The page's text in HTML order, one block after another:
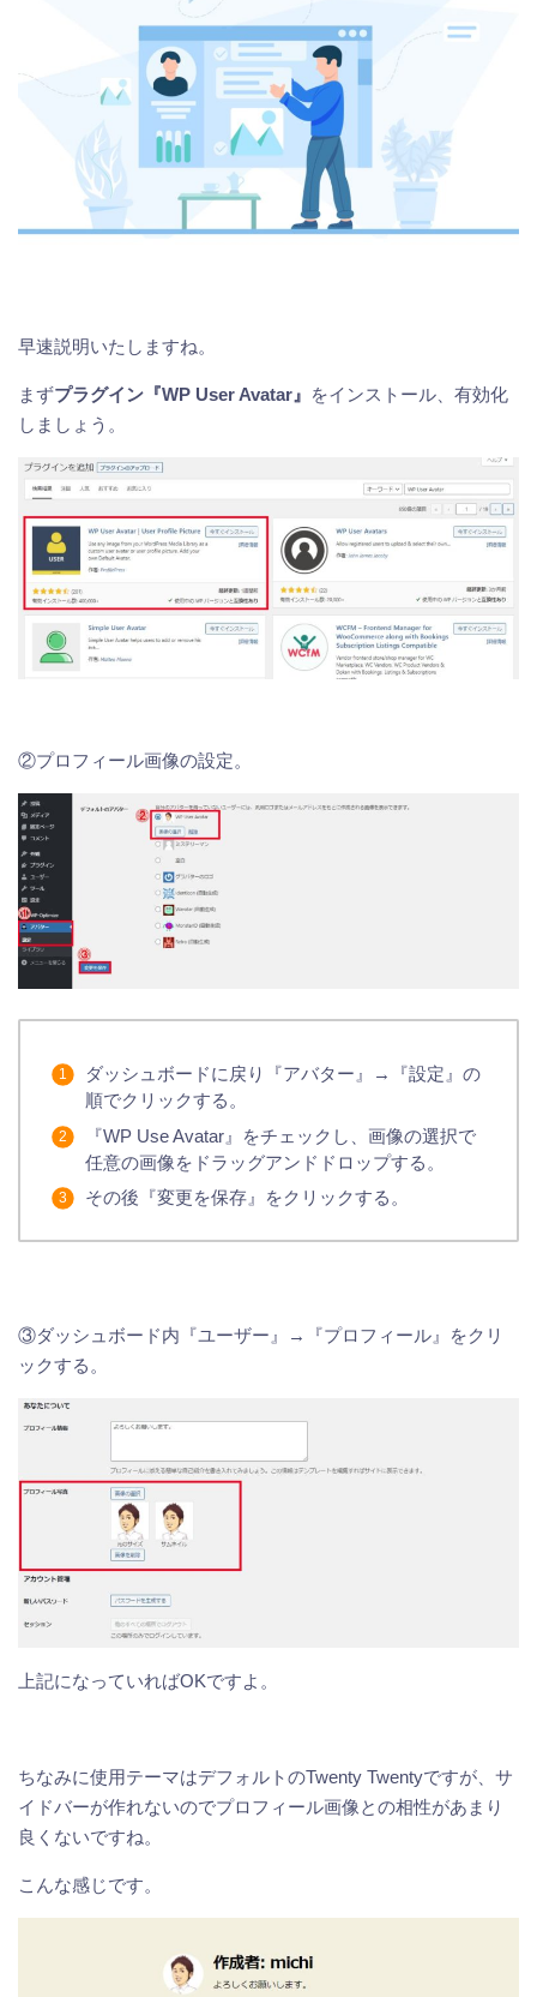
早速説明いたしますね。
まずプラグイン『WP User Avatar』 をインストール、有効化
しましょう。
②プロフィール画像の設定。
ダッシュボードに戻り『アバター』→『設定』の
順でクリックする。
『WP Use Avatar』をチェックし、画像の選択で
任意の画像をドラッグアンドドロップする。
その後『変更を保存』をクリックする。
③ダッシュボード内『ユーザー』→『プロフィール』をクリ
ックする。
上記になっていればOKですよ。
ちなみに使用テーマはデフォルトのTwenty Twentyですが、サ
イドバーが作れないのでプロフィール画像との相性があまり
良くないですね。
こんな感じです。